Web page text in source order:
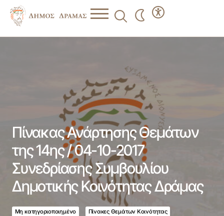
Πίνακας Ανάρτησης Θεμάτων
της 14ης / 04-10-2017
Συνεδρίασης Συμβουλίου
Δημοτικής Κοινότητας Δράμας
Μη κατηγοριοποιημένο
Πίνακες Θεμάτων Κοινότητας